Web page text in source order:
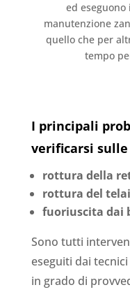
ed
manutenzione
quello che per
tempo
I principali
verificarsi sulle
rottura della
rottura del
fuoriuscita dai
Sono tutti
eseguiti dai
in grado di